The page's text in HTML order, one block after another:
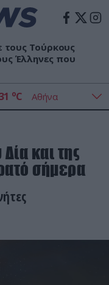
τους Τούρκους
Έλληνες που
oC
και της
σήμερα